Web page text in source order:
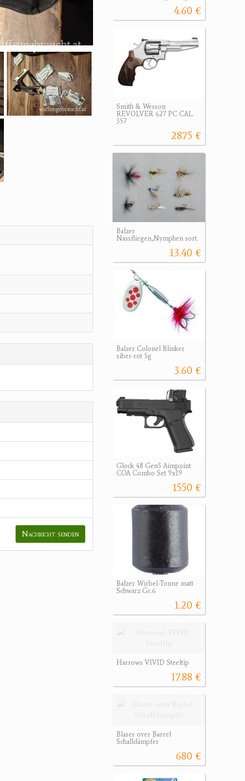
Nachricht senden
4.60 €
Smith & Wesson
REVOLVER 627 PC CAL.
357
2875 €
Balzer
Nassfliegen,Nymphen sort.
13.40 €
Balzer Colonel Blinker
siber-rot 5g
3.60 €
Glock 48 Gen5 Aimpoint
COA Combo Set 9x19
1550 €
Balzer Wirbel-Tonne matt
Schwarz Gr.6
1.20 €
Harrows VIVID Steeltip
17.88 €
Blaser over Barrel
Schalldämpfer
680 €